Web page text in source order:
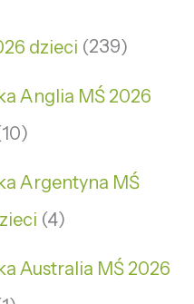
dzieci 239
Anglia MŚ 2026
10
Argentyna MŚ
4
Australia MŚ 2026